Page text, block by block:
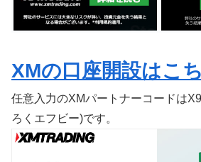
XMの口座開設はこ
任意入力のXMパートナーコードは
ろくエフビー)です。